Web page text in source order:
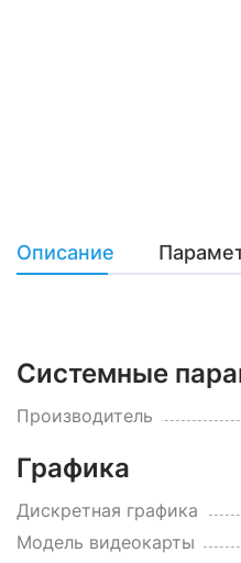
Описание
Системные
Производитель
Графика
Дискретная графика
Модель видеокарты